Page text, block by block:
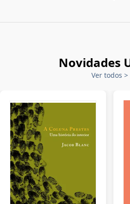
Novidades
Ver todos >